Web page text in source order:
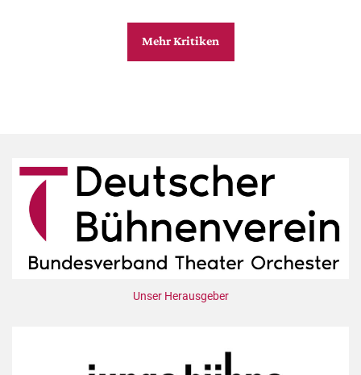
Mehr Kritiken
Unser Herausgeber